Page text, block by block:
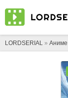
LORDSERIAL » Аниме